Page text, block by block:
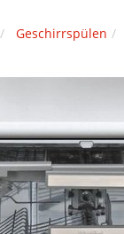
Geschirrspülen